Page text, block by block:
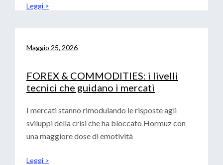
Leggi >
Maggio 25, 2026
FOREX & COMMODITIES: i livelli
tecnici che guidano i mercati
I mercati stanno rimodulando le risposte agli
sviluppi della crisi che ha bloccato Hormuz con
una maggiore dose di emotività
Leggi >